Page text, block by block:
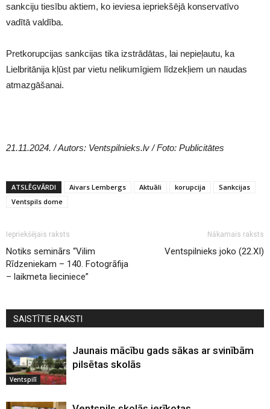
sankciju tiesību aktiem, ko ieviesa iepriekšējā konservatīvo
vadītā valdība.
Pretkorupcijas sankcijas tika izstrādātas, lai nepieļautu, ka
Lielbritānija kļūst par vietu nelikumīgiem līdzekļiem un naudas
atmazgāšanai.
21.11.2024. / Autors: Ventspilnieks.lv / Foto: Publicitātes
ATSLĒGVĀRDI Aivars Lembergs Aktuāli korupcija
Sankcijas
Ventspils dome
Iepriekšējais raksts
Notiks seminārs “Vilim
Rīdzeniekam – 140. Fotogrāfija
– laikmeta lieciniece”
Nākamais raksts
Ventspilnieks joko (22.XI)
SAISTĪTIE RAKSTI
Ventspilī
Jaunais mācību gads sākas ar svinībām
pilsētas skolās